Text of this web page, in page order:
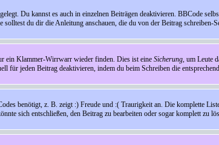
Du kannst es auch in einzelnen Beiträgen deaktivieren. BBCode
du dir die Anleitung anschauen, die du von der Beitrag schreiben-
ein Klammer-Wirrwarr wieder finden. Dies ist eine Sicherung, um Leute
jeden Beitrag deaktivieren, indem du beim Schreiben die
benötigt, z. B. zeigt :) Freude und :( Traurigkeit an. Die komplette
sich entschließen, den Beitrag zu bearbeiten oder sogar komplett zu